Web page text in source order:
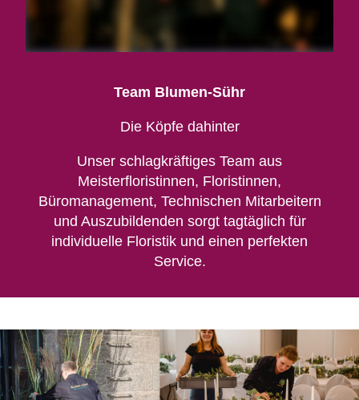
Team Blumen-Sühr
Die Köpfe dahinter
Unser schlagkräftiges Team aus
Meisterfloristinnen, Floristinnen,
Büromanagement, Technischen Mitarbeitern
und Auszubildenden sorgt tagtäglich für
individuelle Floristik und einen perfekten
Service.